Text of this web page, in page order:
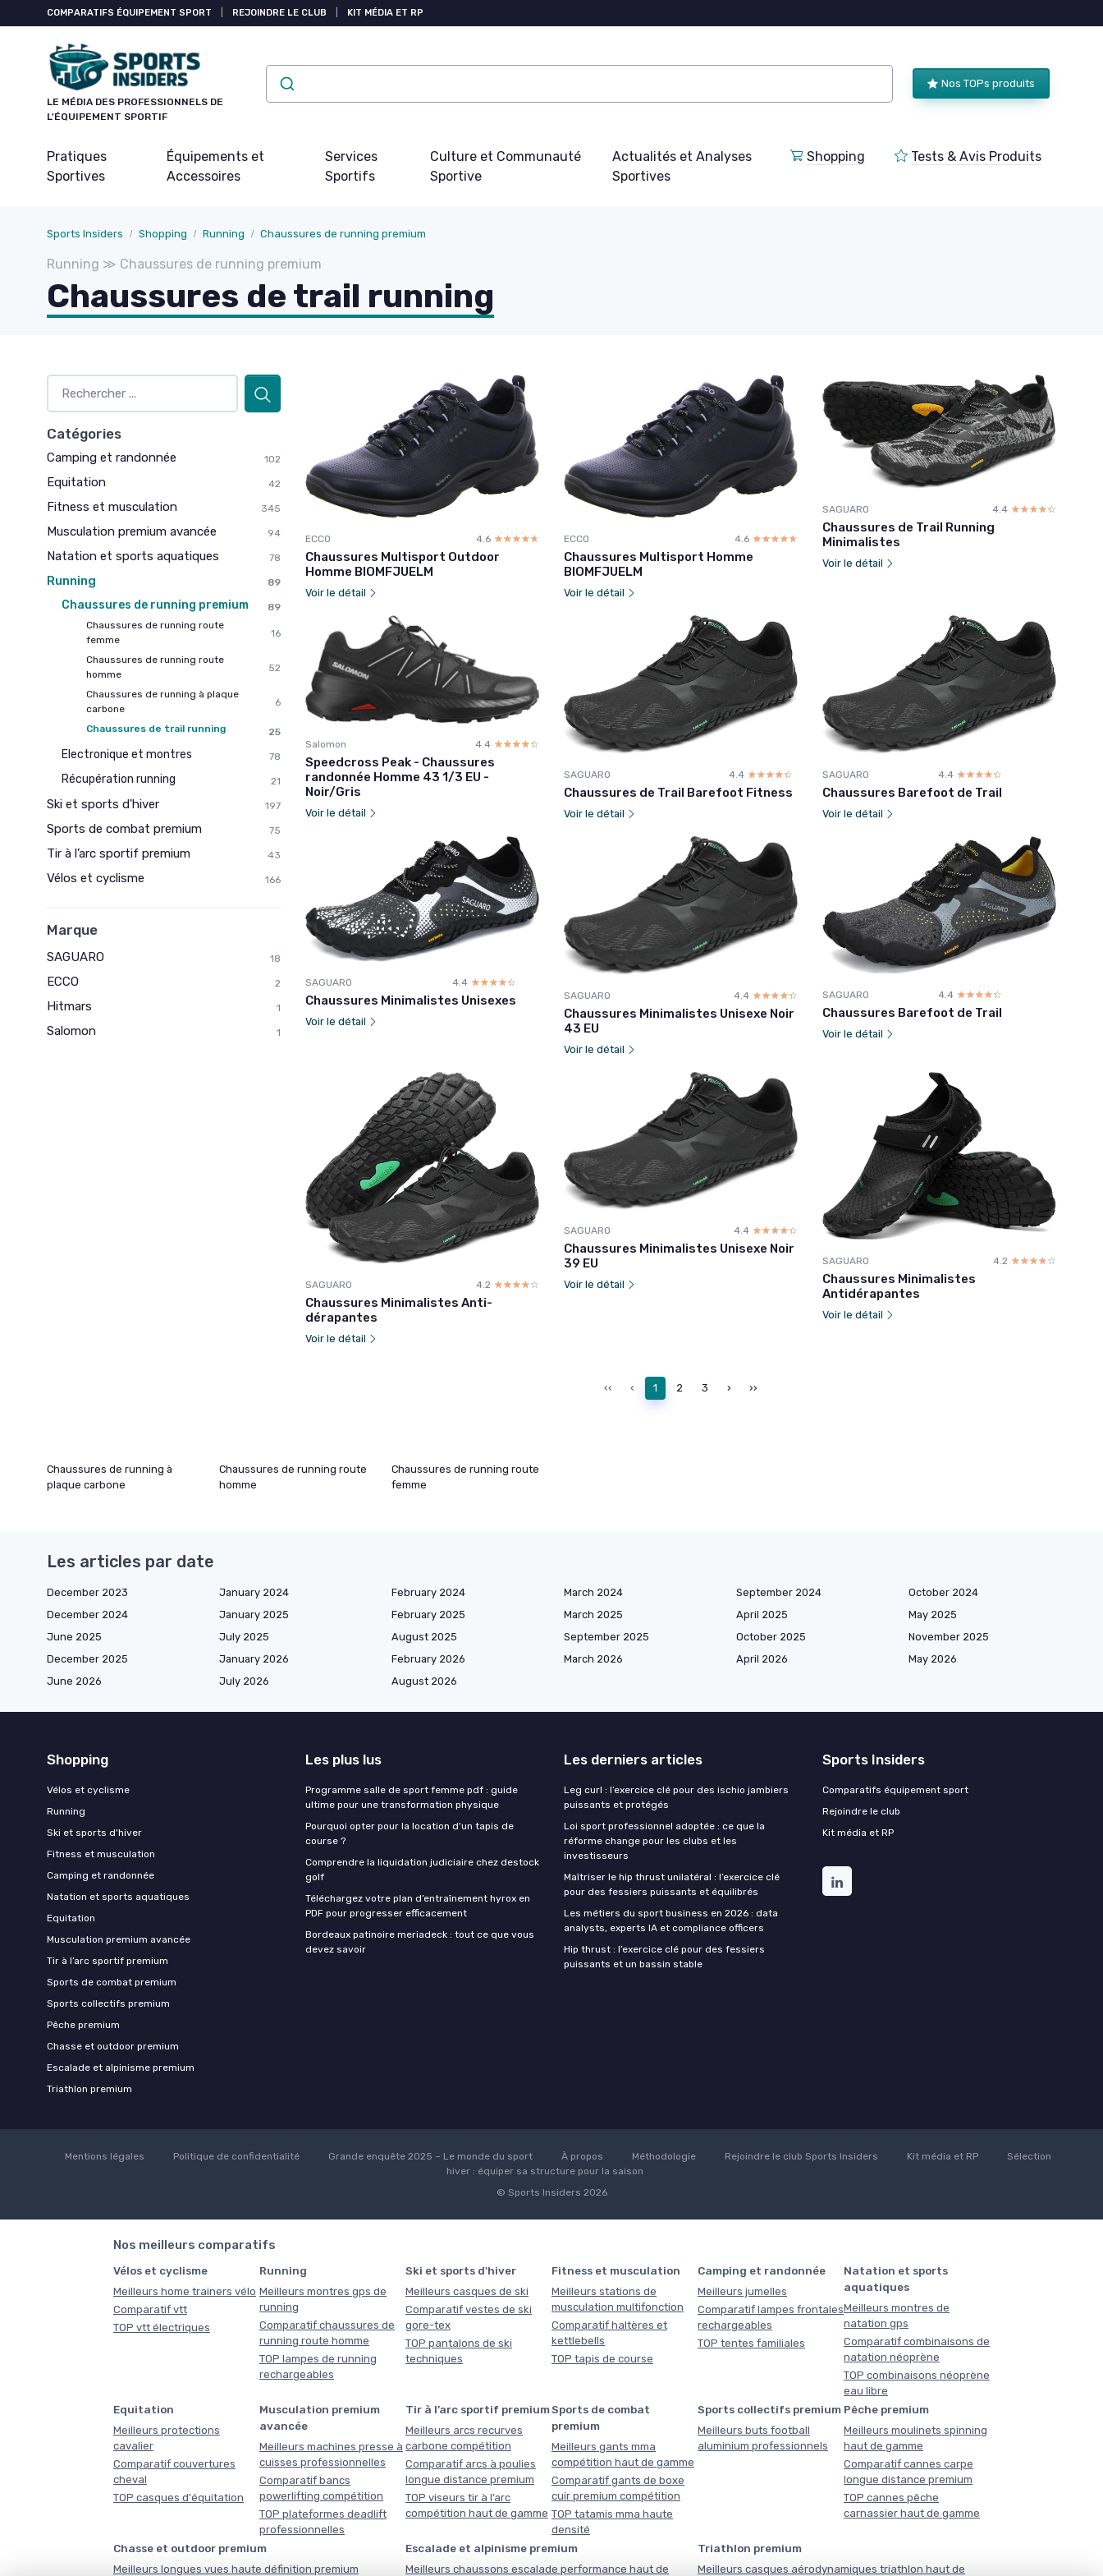
COMPARATIFS ÉQUIPEMENT SPORT REJOINDRE LE CLUB KIT MÉDIA ET RP
LE MÉDIA DES PROFESSIONNELS DE
L'ÉQUIPEMENT SPORTIF
Nos TOPs produits
Pratiques
Sportives
Équipements et
Accessoires
Services
Sportifs
Culture et Communauté
Sportive
Actualités et Analyses
Sportives
Shopping Tests & Avis Produits
Sports Insiders Shopping Running Chaussures de running premium
Running ≫ Chaussures de running premium
Chaussures de trail running
Catégories
Camping et randonnée 102
Equitation 42
Fitness et musculation 345
Musculation premium avancée 94
Natation et sports aquatiques 78
Running 89
Chaussures de running premium
89
Chaussures de running route
femme
16
Chaussures de running route
homme
52
Chaussures de running à plaque
carbone
6
Chaussures de trail running 25
Electronique et montres 78
Récupération running 21
Ski et sports d'hiver 197
Sports de combat premium 75
Tir à l’arc sportif premium 43
Vélos et cyclisme 166
Marque
SAGUARO 18
ECCO 2
Hitmars 1
Salomon 1
ECCO 4.6 ☆☆☆☆☆
★★★★★
Chaussures Multisport Outdoor
Homme BIOMFJUELM
Voir le détail
ECCO 4.6 ☆☆☆☆☆
★★★★★
Chaussures Multisport Homme
BIOMFJUELM
Voir le détail
SAGUARO 4.4 ☆☆☆☆☆
★★★★★
Chaussures de Trail Running
Minimalistes
Voir le détail
Salomon 4.4 ☆☆☆☆☆
★★★★★
Speedcross Peak - Chaussures
randonnée Homme 43 1/3 EU -
Noir/Gris
Voir le détail
SAGUARO 4.4 ☆☆☆☆☆
★★★★★
Chaussures de Trail Barefoot Fitness
Voir le détail
SAGUARO 4.4 ☆☆☆☆☆
★★★★★
Chaussures Barefoot de Trail
Voir le détail
SAGUARO 4.4 ☆☆☆☆☆
★★★★★
Chaussures Minimalistes Unisexes
Voir le détail
SAGUARO 4.4 ☆☆☆☆☆
★★★★★
Chaussures Minimalistes Unisexe Noir
43 EU
Voir le détail
SAGUARO 4.4 ☆☆☆☆☆
★★★★★
Chaussures Barefoot de Trail
Voir le détail
SAGUARO 4.2 ☆☆☆☆☆
★★★★★
Chaussures Minimalistes Anti-
dérapantes
Voir le détail
SAGUARO 4.4 ☆☆☆☆☆
★★★★★
Chaussures Minimalistes Unisexe Noir
39 EU
Voir le détail
SAGUARO 4.2 ☆☆☆☆☆
★★★★★
Chaussures Minimalistes
Antidérapantes
Voir le détail
‹‹ ‹ 1 2 3 › ››
Chaussures de running à
plaque carbone
Chaussures de running route
homme
Chaussures de running route
femme
Les articles par date
December 2023 January 2024 February 2024 March 2024 September 2024
October 2024
December 2024
January 2025 February 2025 March 2025 April 2025
May 2025
June 2025
July 2025 August 2025 September 2025 October 2025
November 2025
December 2025
January 2026 February 2026 March 2026 April 2026
May 2026
June 2026
July 2026 August 2026
Shopping
Vélos et cyclisme
Running
Ski et sports d'hiver
Fitness et musculation
Camping et randonnée
Natation et sports aquatiques
Equitation
Musculation premium avancée
Tir à l’arc sportif premium
Sports de combat premium
Sports collectifs premium
Pêche premium
Chasse et outdoor premium
Escalade et alpinisme premium
Triathlon premium
Les plus lus
Programme salle de sport femme pdf : guide
ultime pour une transformation physique
Pourquoi opter pour la location d'un tapis de
course ?
Comprendre la liquidation judiciaire chez destock
golf
Téléchargez votre plan d’entraînement hyrox en
PDF pour progresser efficacement
Bordeaux patinoire meriadeck : tout ce que vous
devez savoir
Les derniers articles
Leg curl : l’exercice clé pour des ischio jambiers
puissants et protégés
Loi sport professionnel adoptée : ce que la
réforme change pour les clubs et les
investisseurs
Maîtriser le hip thrust unilatéral : l’exercice clé
pour des fessiers puissants et équilibrés
Les métiers du sport business en 2026 : data
analysts, experts IA et compliance officers
Hip thrust : l’exercice clé pour des fessiers
puissants et un bassin stable
Sports Insiders
Comparatifs équipement sport
Rejoindre le club
Kit média et RP
Mentions légales Politique de confidentialité Grande enquête 2025 – Le monde du sport À propos Méthodologie Rejoindre le club Sports Insiders Kit média et RP
Sélection
hiver : équiper sa structure pour la saison
© Sports Insiders 2026
Nos meilleurs comparatifs
Vélos et cyclisme
Meilleurs home trainers vélo
Comparatif vtt
TOP vtt électriques
Running
Meilleurs montres gps de
running
Comparatif chaussures de
running route homme
TOP lampes de running
rechargeables
Ski et sports d'hiver
Meilleurs casques de ski
Comparatif vestes de ski
gore-tex
TOP pantalons de ski
techniques
Fitness et musculation
Meilleurs stations de
musculation multifonction
Comparatif haltères et
kettlebells
TOP tapis de course
Camping et randonnée
Meilleurs jumelles
Comparatif lampes frontales
rechargeables
TOP tentes familiales
Natation et sports
aquatiques
Meilleurs montres de
natation gps
Comparatif combinaisons de
natation néoprène
TOP combinaisons néoprène
eau libre
Equitation
Meilleurs protections
cavalier
Comparatif couvertures
cheval
TOP casques d'équitation
Musculation premium
avancée
Meilleurs machines presse à
cuisses professionnelles
Comparatif bancs
powerlifting compétition
TOP plateformes deadlift
professionnelles
Tir à l’arc sportif premium
Meilleurs arcs recurves
carbone compétition
Comparatif arcs à poulies
longue distance premium
TOP viseurs tir à l’arc
compétition haut de gamme
Sports de combat
premium
Meilleurs gants mma
compétition haut de gamme
Comparatif gants de boxe
cuir premium compétition
TOP tatamis mma haute
densité
Sports collectifs premium
Meilleurs buts football
aluminium professionnels
Pêche premium
Meilleurs moulinets spinning
haut de gamme
Comparatif cannes carpe
longue distance premium
TOP cannes pêche
carnassier haut de gamme
Chasse et outdoor premium
Meilleurs longues vues haute définition premium
Escalade et alpinisme premium
Meilleurs chaussons escalade performance haut de
Triathlon premium
Meilleurs casques aérodynamiques triathlon haut de
Panneau de gestion des cookies